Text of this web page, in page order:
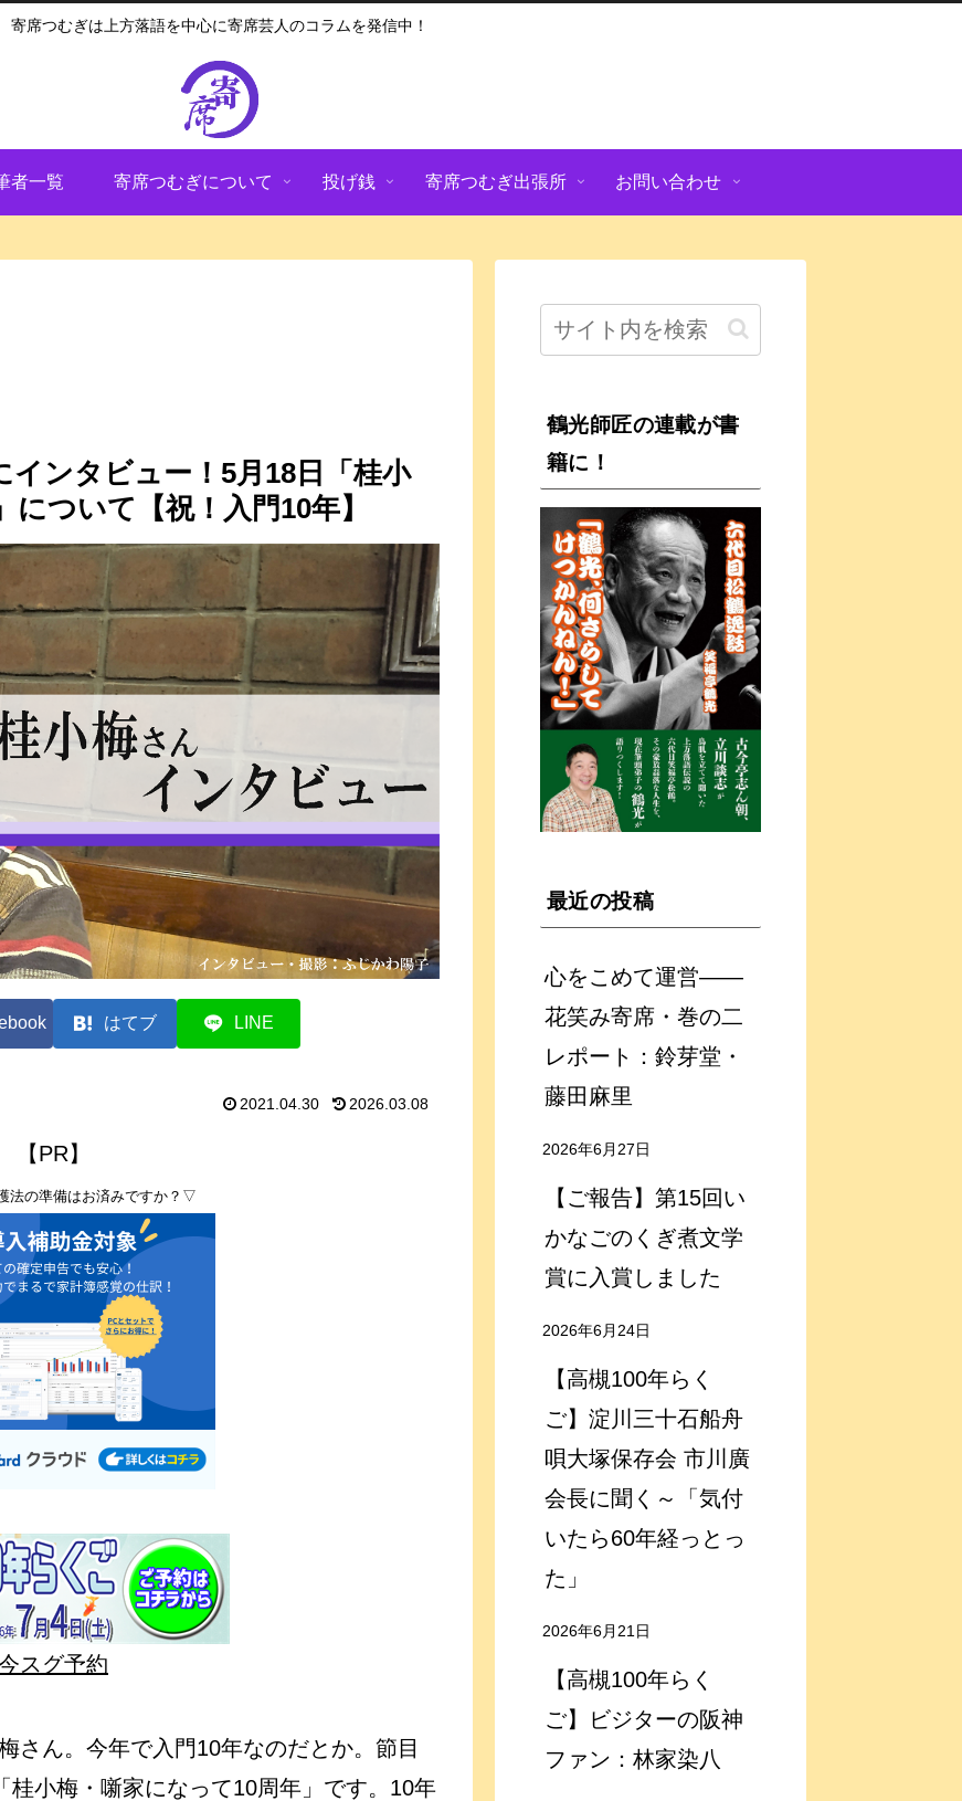
寄席つむぎは上方落語を中心に寄席芸人のコラムを発信中！
者一覧 寄席つむぎについて 投げ銭 寄席つむぎ出張所 お問い合わせ
インタビュー！5月18日「桂小
ついて【祝！入門10年】
はてブ LINE
2021.04.30 2026.03.08
【PR】
法の準備はお済みですか？▽
スグ予約
さん。今年で入門10年なのだとか。節目
小梅・噺家になって10周年」です。10年
鶴光師匠の連載が書
籍に！
最近の投稿
心をこめて運営――
花笑み寄席・巻の二
レポート：鈴芽堂・
藤田麻里
2026年6月27日
【ご報告】第15回い
かなごのくぎ煮文学
賞に入賞しました
2026年6月24日
【高槻100年らく
ご】淀川三十石船舟
唄大塚保存会 市川廣
会長に聞く～「気付
いたら60年経っとっ
た」
2026年6月21日
【高槻100年らく
ご】ビジターの阪神
ファン：林家染八